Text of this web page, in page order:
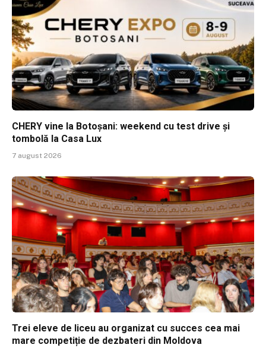
CHERY vine la Botoșani: weekend cu test drive și
tombolă la Casa Lux
7 august 2026
Trei eleve de liceu au organizat cu succes cea mai
mare competiție de dezbateri din Moldova